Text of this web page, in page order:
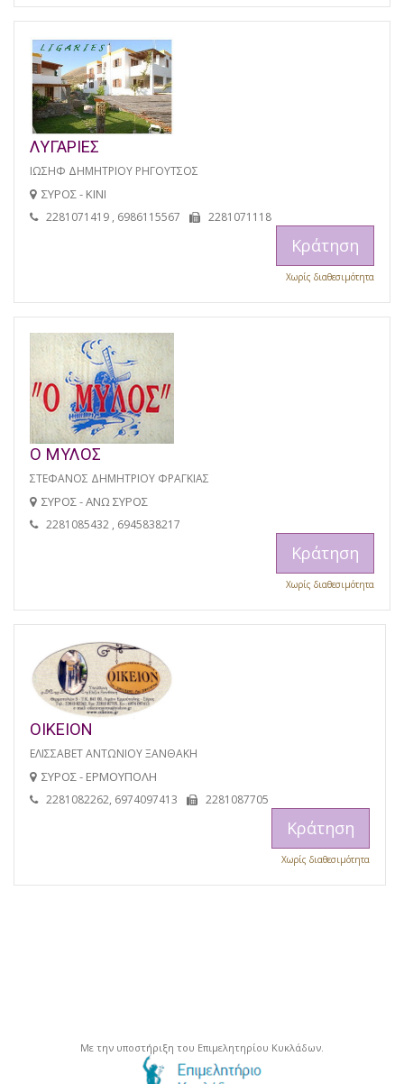
ΛΥΓΑΡΙΕΣ
ΙΩΣΗΦ ΔΗΜΗΤΡΙΟΥ ΡΗΓΟΥΤΣΟΣ
ΣΥΡΟΣ - ΚΙΝΙ
2281071419 , 6986115567 2281071118
Κράτηση
Χωρίς διαθεσιμότητα
Ο ΜΥΛΟΣ
ΣΤΕΦΑΝΟΣ ΔΗΜΗΤΡΙΟΥ ΦΡΑΓΚΙΑΣ
ΣΥΡΟΣ - ΑΝΩ ΣΥΡΟΣ
2281085432 , 6945838217
Κράτηση
Χωρίς διαθεσιμότητα
ΟΙΚΕΙΟΝ
ΕΛΙΣΣΑΒΕΤ ΑΝΤΩΝΙΟΥ ΞΑΝΘΑΚΗ
ΣΥΡΟΣ - ΕΡΜΟΥΠΟΛΗ
2281082262, 6974097413 2281087705
Κράτηση
Χωρίς διαθεσιμότητα
Με την υποστήριξη του Επιμελητηρίου Κυκλάδων.